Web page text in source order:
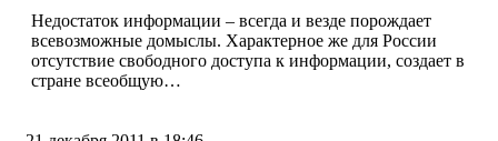
Недостаток информации – всегда и везде порождает
всевозможные домыслы. Характерное же для России
отсутствие свободного доступа к информации, создает в
стране всеобщую…